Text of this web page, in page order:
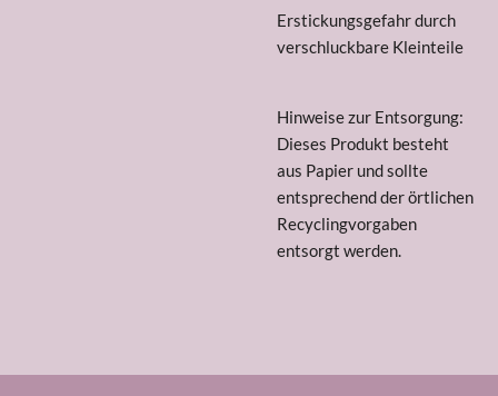
Erstickungsgefahr durch
verschluckbare Kleinteile
Hinweise zur Entsorgung:
Dieses Produkt besteht
aus Papier und sollte
entsprechend der örtlichen
Recyclingvorgaben
entsorgt werden.